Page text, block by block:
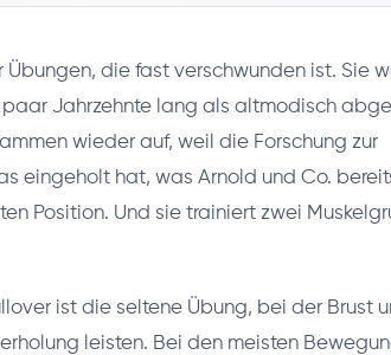
die fast verschwunden ist. Sie
paar Jahrzehnte lang als altmodisch
wieder auf, weil die Forschung zur
eingeholt hat, was Arnold und Co.
Position. Und sie trainiert zwei
ist die seltene Übung, bei der Brust
leisten. Bei den meisten